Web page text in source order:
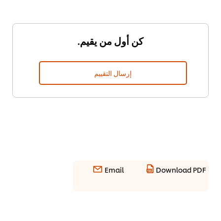
كن أول من يقيم.
إرسال التقييم
Download PDF
Email